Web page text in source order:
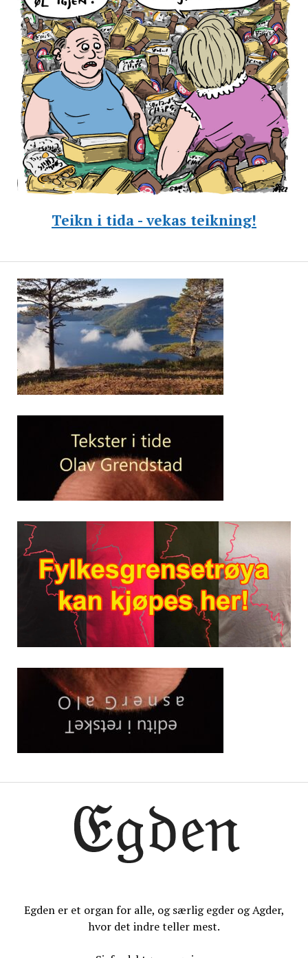
Teikn i tida - vekas teikning!
Egden er et organ for alle, og særlig egder og Agder,
hvor det indre teller mest.